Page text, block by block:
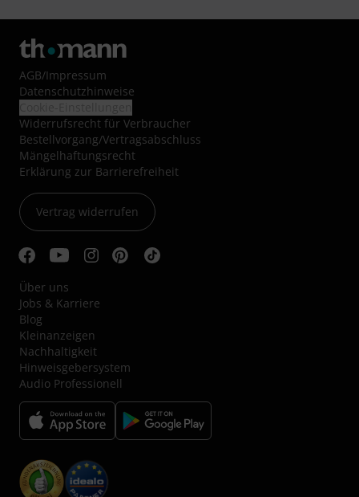
AGB/Impressum
Datenschutzhinweise
Widerrufsrecht für Verbraucher
Bestellvorgang/Vertragsabschluss
Mängelhaftungsrecht
Erklärung zur Barrierefreiheit
Vertrag widerrufen
Über uns
Jobs & Karriere
Blog
Kleinanzeigen
Nachhaltigkeit
Hinweisgebersystem
Audio Professionell